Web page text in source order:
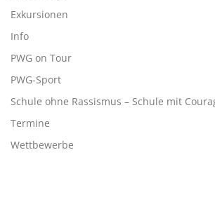
Exkursionen
Info
PWG on Tour
PWG-Sport
Schule ohne Rassismus – Schule mit
Termine
Wettbewerbe